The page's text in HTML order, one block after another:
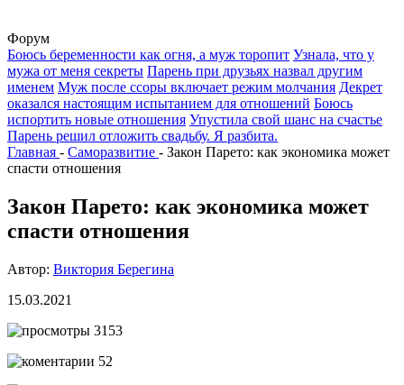
Форум
Боюсь беременности как огня, а муж торопит Узнала, что у
мужа от меня секреты Парень при друзьях назвал другим
именем Муж после ссоры включает режим молчания Декрет
оказался настоящим испытанием для отношений Боюсь
испортить новые отношения Упустила свой шанс на счастье
Парень решил отложить свадьбу. Я разбита.
Главная - Саморазвитие - Закон Парето: как экономика может
спасти отношения
Закон Парето: как экономика может
спасти отношения
Автор: Виктория Берегина
15.03.2021
3153
52